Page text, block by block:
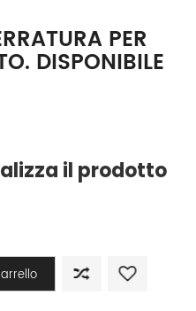
PER
DISPONIBILE
il prodotto